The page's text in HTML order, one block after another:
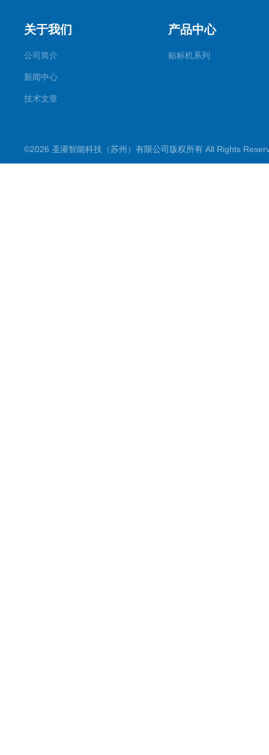
关于我们
公司简介
新闻中心
技术文章
产品中心
贴标机系列
©2026 圣灌智能科技（苏州）有限公司版权所有 All Rights